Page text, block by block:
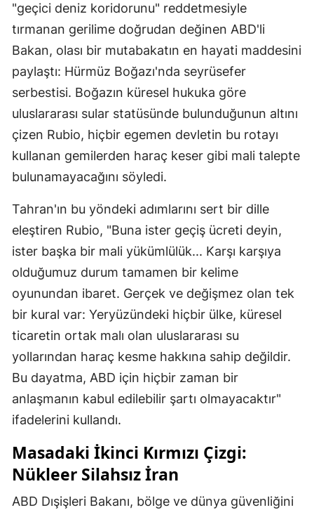
"geçici deniz koridorunu" reddetmesiyle
tırmanan gerilime doğrudan değinen ABD'li
Bakan, olası bir mutabakatın en hayati maddesini
paylaştı: Hürmüz Boğazı'nda seyrüsefer
serbestisi. Boğazın küresel hukuka göre
uluslararası sular statüsünde bulunduğunun altını
çizen Rubio, hiçbir egemen devletin bu rotayı
kullanan gemilerden haraç keser gibi mali talepte
bulunamayacağını söyledi.
Tahran'ın bu yöndeki adımlarını sert bir dille
eleştiren Rubio, "Buna ister geçiş ücreti deyin,
ister başka bir mali yükümlülük... Karşı karşıya
olduğumuz durum tamamen bir kelime
oyunundan ibaret. Gerçek ve değişmez olan tek
bir kural var: Yeryüzündeki hiçbir ülke, küresel
ticaretin ortak malı olan uluslararası su
yollarından haraç kesme hakkına sahip değildir.
Bu dayatma, ABD için hiçbir zaman bir
anlaşmanın kabul edilebilir şartı olmayacaktır"
ifadelerini kullandı.
Masadaki İkinci Kırmızı Çizgi:
Nükleer Silahsız İran
ABD Dışişleri Bakanı, bölge ve dünya güvenliğini